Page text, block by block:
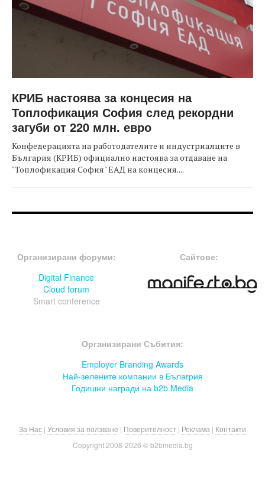
КРИБ настоява за концесия на
Топлофикация София след рекордни
загуби от 220 млн. евро
Конфедерацията на работодателите и индустриалците в
България (КРИБ) официално настоява за отдаване на
"Топлофикация София" ЕАД на концесия....
Организирани форуми:
Digital Finance
Cloud forum
Smart conference
Сайтове:
Организирани Събития:
Employer Branding Awards
Най-зелените компании в Бълагрия
Годишни награди на b2b Media
За Нас | Условия за ползване | Поверителност | Реклама | Контакти
Copyright 2008-2026 © b2bmedia.bg